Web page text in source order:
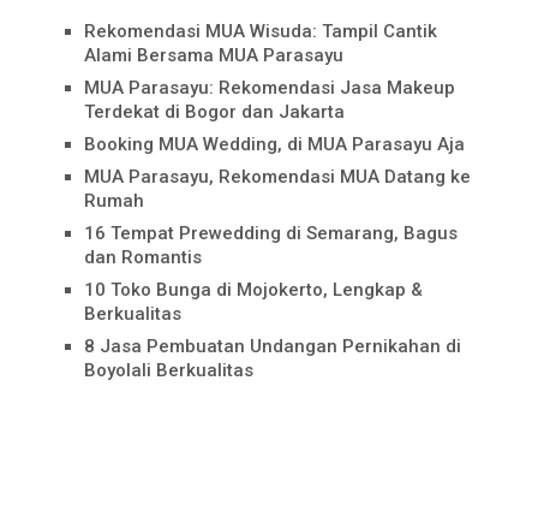
Rekomendasi MUA Wisuda: Tampil Cantik
Alami Bersama MUA Parasayu
MUA Parasayu: Rekomendasi Jasa Makeup
Terdekat di Bogor dan Jakarta
Booking MUA Wedding, di MUA Parasayu Aja
MUA Parasayu, Rekomendasi MUA Datang ke
Rumah
16 Tempat Prewedding di Semarang, Bagus
dan Romantis
10 Toko Bunga di Mojokerto, Lengkap &
Berkualitas
8 Jasa Pembuatan Undangan Pernikahan di
Boyolali Berkualitas